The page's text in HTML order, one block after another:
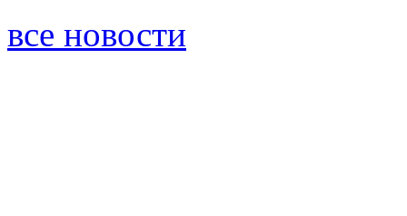
все новости